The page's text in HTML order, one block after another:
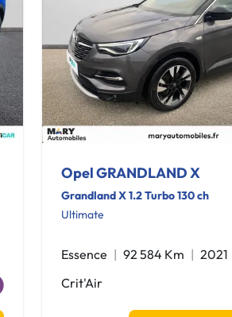
Opel GRANDLAND X
Grandland X 1.2 Turbo 130 ch
Ultimate
Essence 92 584 Km
2021
Crit'Air